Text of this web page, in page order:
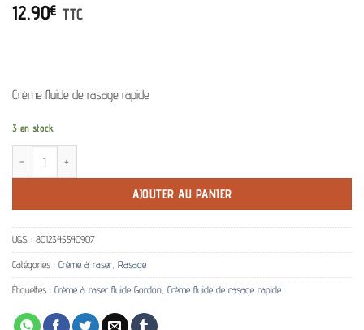
12.90€ TTC
Crème fluide de rasage rapide
3 en stock
quantité de Crème à raser fluide Gordon 150 ml
AJOUTER AU PANIER
UGS : 8012345540907
Catégories : Crème à raser Rasage
Étiquettes : Crème à raser fluide Gordon Crème fluide de rasage rapide